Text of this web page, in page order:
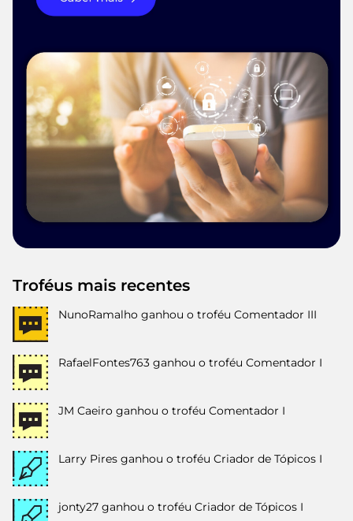
Troféus mais recentes
NunoRamalho ganhou o troféu Comentador III
RafaelFontes763 ganhou o troféu Comentador I
JM Caeiro ganhou o troféu Comentador I
Larry Pires ganhou o troféu Criador de Tópicos I
jonty27 ganhou o troféu Criador de Tópicos I